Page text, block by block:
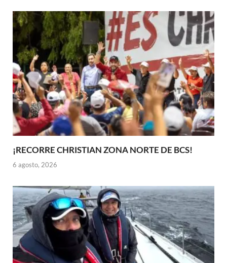
¡RECORRE CHRISTIAN ZONA NORTE DE BCS!
6 agosto, 2026